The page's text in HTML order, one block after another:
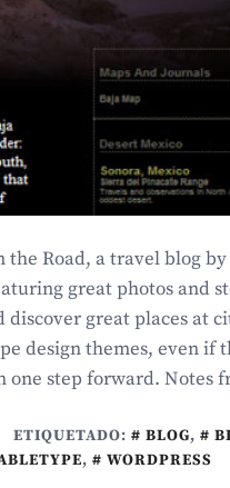
Road, a travel blog
great photos and
great places at
design themes, even if
step forward. Notes
ETIQUETADO: BLOG,
, WORDPRESS